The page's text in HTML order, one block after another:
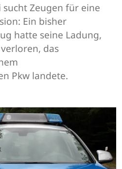
sucht Zeugen für eine
Ein bisher
hatte seine Ladung,
das
Pkw landete.